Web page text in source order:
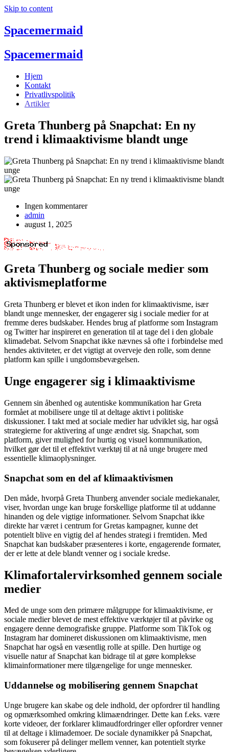
Skip to content
Spacemermaid
Spacemermaid
Hjem
Kontakt
Privatlivspolitik
Artikler
Greta Thunberg på Snapchat: En ny
trend i klimaaktivisme blandt unge
Ingen kommentarer
admin
august 1, 2025
Greta Thunberg og sociale medier som
aktivismeplatforme
Greta Thunberg er blevet et ikon inden for klimaaktivisme, især
blandt unge mennesker, der engagerer sig i sociale medier for at
fremme deres budskaber. Hendes brug af platforme som Instagram
og Twitter har inspireret en generation til at tage del i den globale
klimadebat. Selvom Snapchat ikke nævnes så ofte i forbindelse med
hendes aktiviteter, er det vigtigt at overveje den rolle, som denne
platform kan spille i ungdomsbevægelsen.
Unge engagerer sig i klimaaktivisme
Gennem sin åbenhed og autentiske kommunikation har Greta
formået at mobilisere unge til at deltage aktivt i politiske
diskussioner. I takt med at sociale medier har udviklet sig, har også
strategierne for aktivering af unge ændret sig. Snapchat, som
platform, giver mulighed for hurtig og visuel kommunikation,
hvilket gør det til et effektivt værktøj til at nå unge brugere med
essentielle klimaoplysninger.
Snapchat som en del af klimaaktivismen
Den måde, hvorpå Greta Thunberg anvender sociale mediekanaler,
viser, hvordan unge kan bruge forskellige platforme til at uddanne
hinanden og dele vigtige informationer. Selvom Snapchat ikke
direkte har været i centrum for Gretas kampagner, kunne det
potentielt blive en vigtig del af hendes strategi i fremtiden. Med
Snapchat kan budskaber præsenteres i korte, engagerende formater,
der er lette at dele blandt venner og i sociale kredse.
Klimafortalervirksomhed gennem sociale
medier
Med de unge som den primære målgruppe for klimaaktivisme, er
sociale medier blevet de mest effektive værktøjer til at påvirke og
engagere denne demografiske gruppe. Platforme som TikTok og
Instagram har domineret diskussionen om klimaaktivisme, men
Snapchat har også en væsentlig rolle at spille. Den hurtige og
visuelle natur af Snapchat kan bidrage til at gøre komplekse
klimainformationer mere tilgængelige for unge mennesker.
Uddannelse og mobilisering gennem Snapchat
Unge brugere kan skabe og dele indhold, der opfordrer til handling
og opmærksomhed omkring klimaændringer. Dette kan f.eks. være
korte videoer, der forklarer klimaudfordringer eller opfordrer venner
til at deltage i klimademoer. De sociale dynamikker på Snapchat,
som fokuserer på delinger mellem venner, kan potentielt styrke